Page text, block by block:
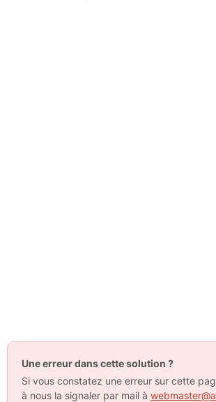
Une erreur dans cette solution ?
Si vous constatez une erreur sur cette
à nous la signaler par mail à